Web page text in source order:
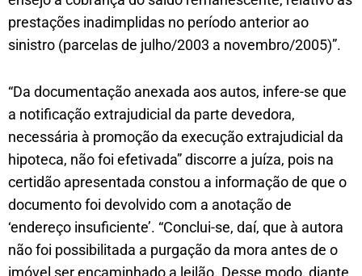
prestações inadimplidas no período anterior ao
sinistro (parcelas de julho/2003 a novembro/2005)”.
“Da documentação anexada aos autos, infere-se que
a notificação extrajudicial da parte devedora,
necessária à promoção da execução extrajudicial da
hipoteca, não foi efetivada” discorre a juíza, pois na
certidão apresentada constou a informação de que o
documento foi devolvido com a anotação de
‘endereço insuficiente’. “Conclui-se, daí, que à autora
não foi possibilitada a purgação da mora antes de o
imóvel ser encaminhado a leilão. Desse modo, diante